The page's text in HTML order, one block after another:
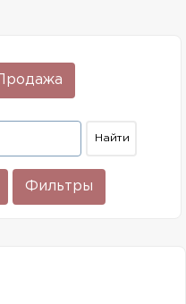
Продажа
Фильтры